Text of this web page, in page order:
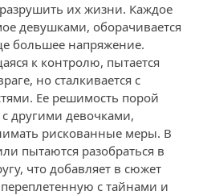
их жизни. Каждое
девушками, оборачивается
большее напряжение.
к контролю, пытается
но сталкивается с
Ее решимость порой
другими девочками,
рискованные меры. В
пытаются разобраться в
что добавляет в сюжет
с тайнами и